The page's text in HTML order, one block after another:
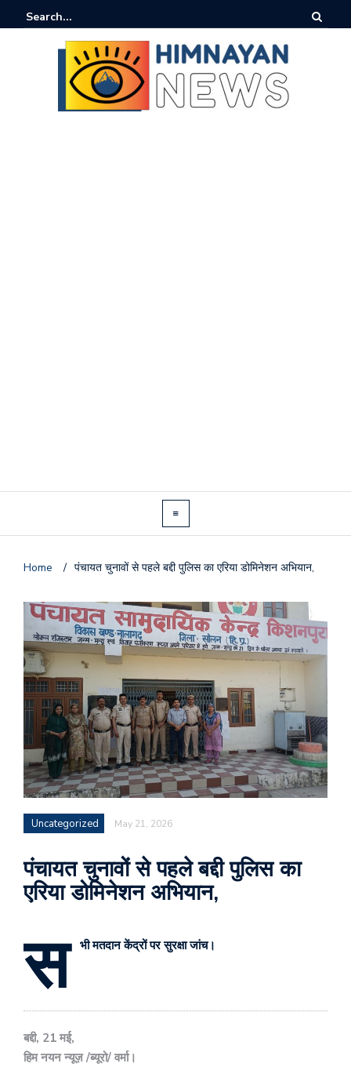
Home / पंचायत चुनावों से पहले बद्दी पुलिस का एरिया डोमिनेशन अभियान,
Uncategorized May 21, 2026
पंचायत चुनावों से पहले बद्दी पुलिस का
एरिया डोमिनेशन अभियान,
स भी मतदान केंद्रों पर सुरक्षा जांच।
बद्दी, 21 मई,
हिम नयन न्यूज़ /ब्यूरो/ वर्मा।